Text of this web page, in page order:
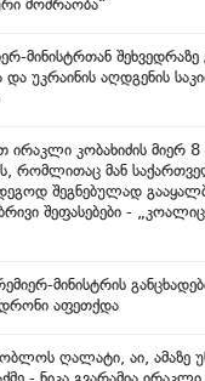
მოძრაობა“
მინისტრთან
და უკრაინის აღდგენის
ირაკლი კობახიძის მიერ 8
რომლითაც მან
შეგნებულად
შეფასებები -
მინისტრის
დრონი აფეთქდა
ღალატი, აი, ამაზე